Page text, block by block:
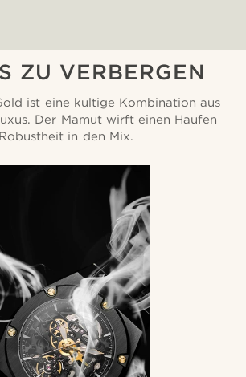
ZU VERBERGEN
ist eine kultige Kombination aus
Der Mamut wirft einen Haufen
Robustheit in den Mix.